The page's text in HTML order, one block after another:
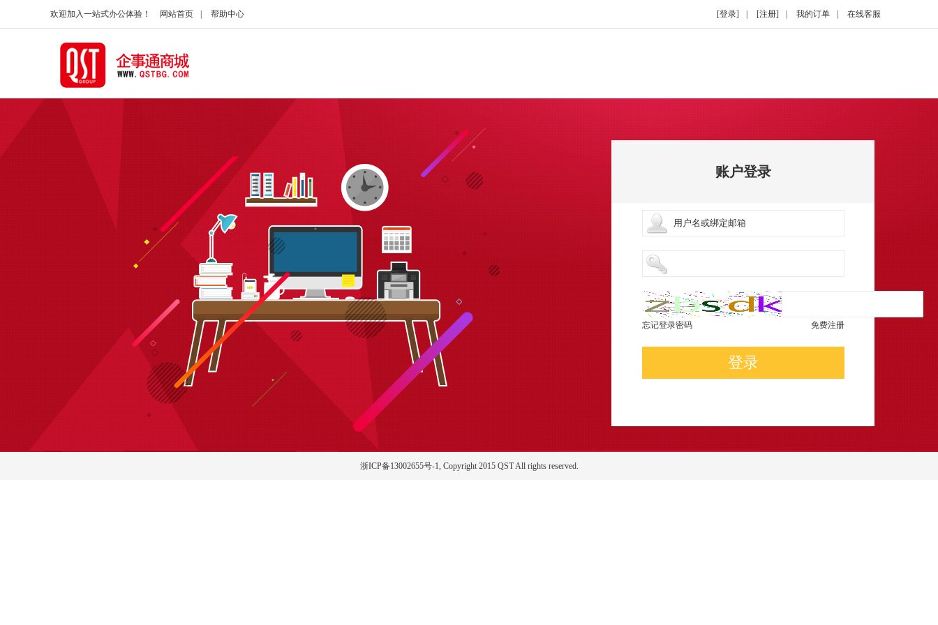
欢迎加入一站式办公体验！ 网站首页 帮助中心 [登录] [注册] 我的订单 在线客服
账户登录
忘记登录密码 免费注册
登录
浙ICP备13002655号-1, Copyright 2015 QST All rights reserved.